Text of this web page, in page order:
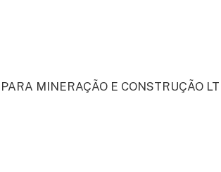
MINERAÇÃO E CONSTRUÇÃO